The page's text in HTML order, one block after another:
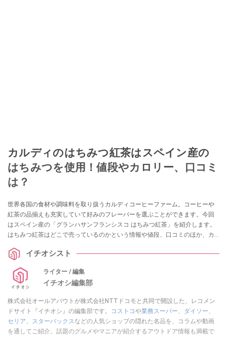
カルディのはちみつ紅茶はスペイン産の
はちみつを使用！値段やカロリー、口コミ
は？
世界各国の食材や調味料を取り扱うカルディコーヒーファーム。コーヒーや
紅茶の品揃えも充実していて好みのフレーバーを選ぶことができます。今回
はスペイン産の「グランハサンフランシスコ はちみつ紅茶」を紹介します。
はちみつ紅茶はどこで売っているのかという情報や値段、口コミのほか、カ
イチオシスト
ライター / 編集
イチオシ編集部
株式会社オールアバウトが株式会社NTTドコモと共同で開設した、レコメン
ドサイト『イチオシ』の編集部です。
コストコや業務スーパー ダイソー
セリア
スターバックス などの人気ショップの隠れた名品を、コラムや動画
を通してご紹介。話題のグルメやマニアが紹介するアウトドア情報も満載で